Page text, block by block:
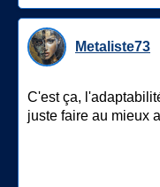
Metaliste73
C'est ça,
juste faire au mieux